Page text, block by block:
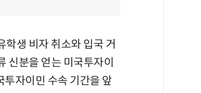
생 비자 취소와 입국 거
신분을 얻는 미국투자이
자이민 수속 기간을 앞